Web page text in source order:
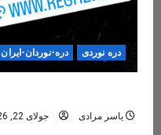
دره نوردی دره-نوردان-ایران
یاسر مرادی جولای 22, 2026